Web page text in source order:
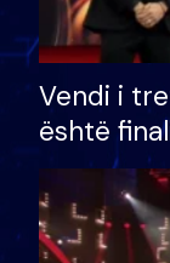
Vendi i
është